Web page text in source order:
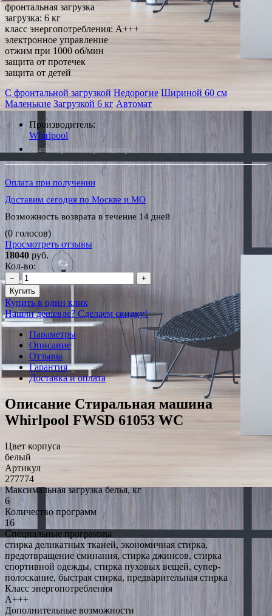
фронтальная загрузка
загрузка: 6 кг
класс энергопотребления: A+++
электронное управление
отжим при 1000 об/мин
защита от протечек
защита от детей
С фронтальной загрузкой Недорогие Шириной 60 см
Маленькие Загрузкой 6 кг Автомат
Производитель:
Whirlpool
*Наличие уточняйте у менеджера
Оплата при получении
Доставим сегодня по Москве и МО
Возможность возврата в течение 14 дней
(0 голосов)
Просмотреть отзывы
18040 руб.
Кол-во:
−
+
Купить
Купить в один клик
Нашли дешевле? Сделаем скидку!
Параметры
Описание
Отзывы
Гарантия
Доставка и оплата
Описание Стиральная машина
Whirlpool FWSD 61053 WC
Цвет корпуса
белый
Артикул
277774
Максимальная загрузка белья, кг
6
Количество программ
16
Специальные программы
стирка деликатных тканей, экономичная стирка,
предотвращение сминания, стирка джинсов, стирка
спортивной одежды, стирка пуховых вещей, супер-
полоскание, быстрая стирка, предварительная стирка
Класс энергопотребления
A+++
Дополнительные возможности